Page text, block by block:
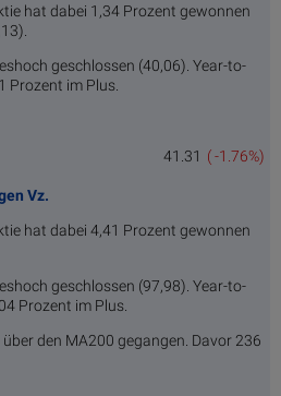
hat dabei 1,34 Prozent gewonnen
geschlossen (40,06). Year-to-
Prozent im Plus.
( -1.76%)
41.31
Vz.
hat dabei 4,41 Prozent gewonnen
geschlossen (97,98). Year-to-
Prozent im Plus.
den MA200 gegangen. Davor 236